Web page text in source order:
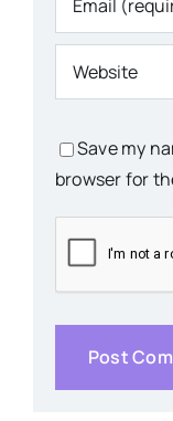
Save my
browser for